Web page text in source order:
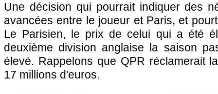
Une décision qui pourrait indiquer des
avancées entre le joueur et Paris, et
Le Parisien, le prix de celui qui a été
deuxième division anglaise la saison
élevé. Rappelons que QPR réclamerait
17 millions d'euros.